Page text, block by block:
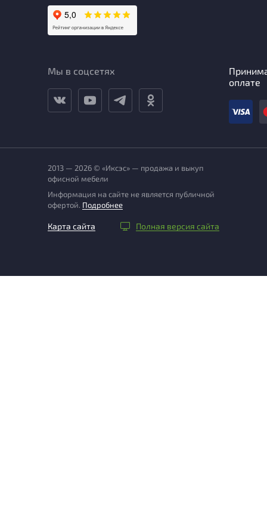
Мы в соцсетях
оплате
2013 — 2026 © «Иксэс» — продажа и выкуп
офисной мебели
Информация на сайте не является публичной
офертой. Подробнее
Карта сайта Полная версия сайта